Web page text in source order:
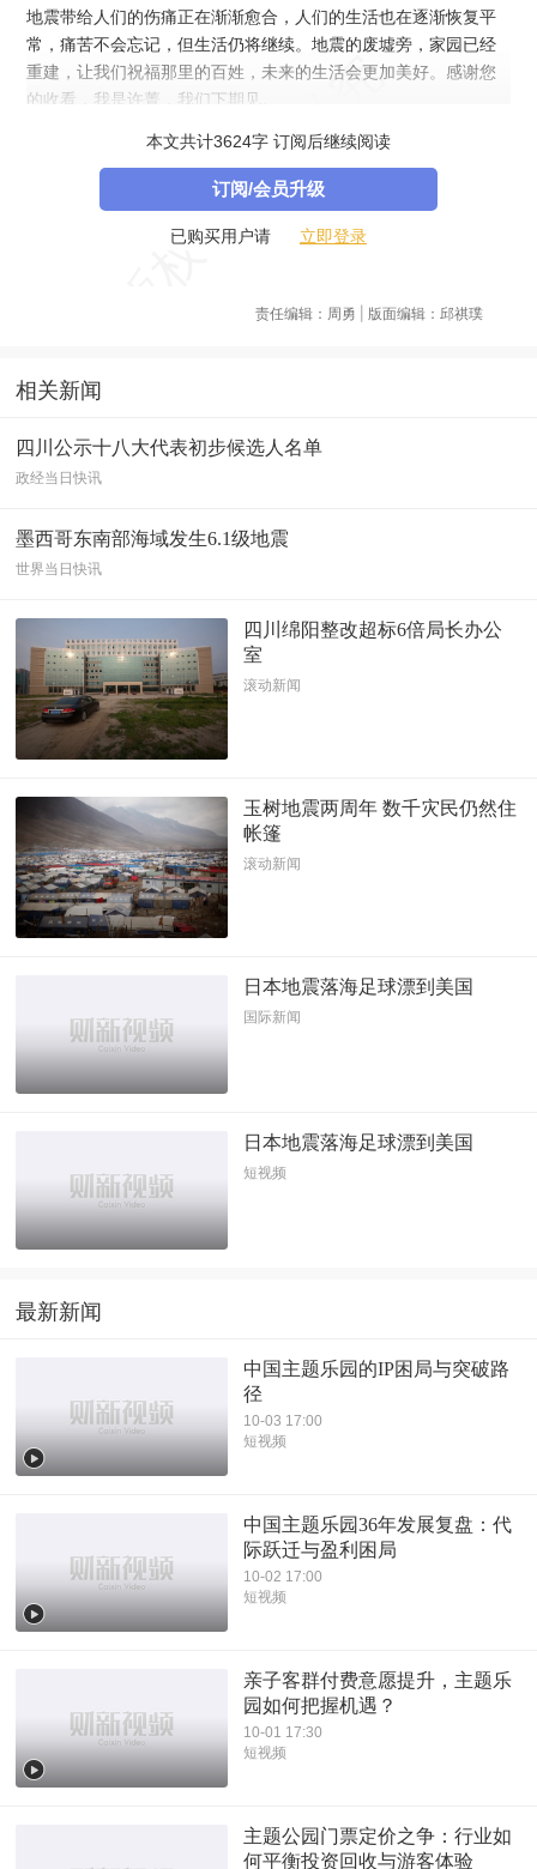
地震带给人们的伤痛正在渐渐愈合，人们的生活也在逐渐恢复平
常，痛苦不会忘记，但生活仍将继续。地震的废墟旁，家园已经
重建，让我们祝福那里的百姓，未来的生活会更加美好。感谢您
的收看，我是许菁，我们下期见。
本文共计3624字 订阅后继续阅读
订阅/会员升级
已购买用户请 立即登录
责任编辑：周勇 | 版面编辑：邱祺璞
相关新闻
四川公示十八大代表初步候选人名单
政经当日快讯
墨西哥东南部海域发生6.1级地震
世界当日快讯
四川绵阳整改超标6倍局长办公
室
滚动新闻
玉树地震两周年 数千灾民仍然住
帐篷
滚动新闻
日本地震落海足球漂到美国
国际新闻
日本地震落海足球漂到美国
短视频
最新新闻
中国主题乐园的IP困局与突破路
径
10-03 17:00
短视频
中国主题乐园36年发展复盘：代
际跃迁与盈利困局
10-02 17:00
短视频
亲子客群付费意愿提升，主题乐
园如何把握机遇？
10-01 17:30
短视频
主题公园门票定价之争：行业如
何平衡投资回收与游客体验